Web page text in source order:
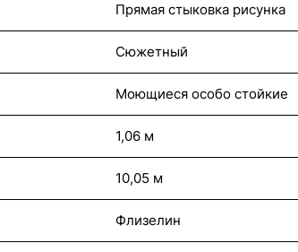
Прямая стыковка рисунка
Сюжетный
Моющиеся особо стойкие
1,06 м
10,05 м
Флизелин